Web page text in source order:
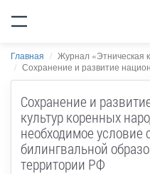
Главная Журнал «Этническая
Сохранение и развитие
Сохранение и
культур коренных
необходимое условие
билингвальной
территории РФ